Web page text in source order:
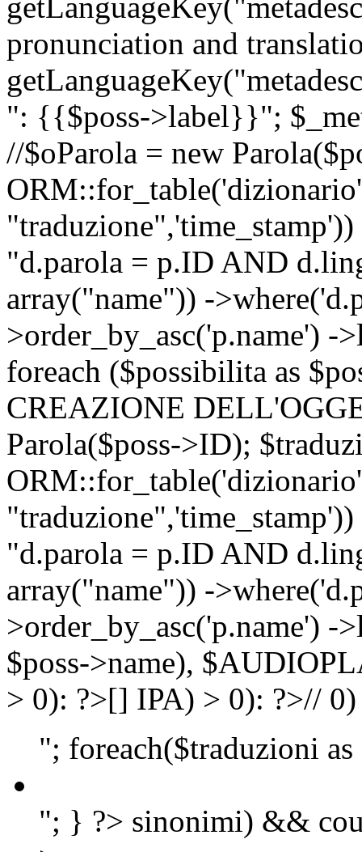
pronunciation and
": {{$poss->label}}";
//$oParola = new
"d.parola = p.ID AND
array("name")) -
>order_by_asc('p.name')
foreach ($possibilita as
CREAZIONE
Parola($poss->ID);
"d.parola = p.ID AND
array("name")) -
>order_by_asc('p.name')
$poss->name),
> 0): ?>[] IPA) > 0): ?>//
"; foreach($traduzioni
"; } ?> sinonimi) &&